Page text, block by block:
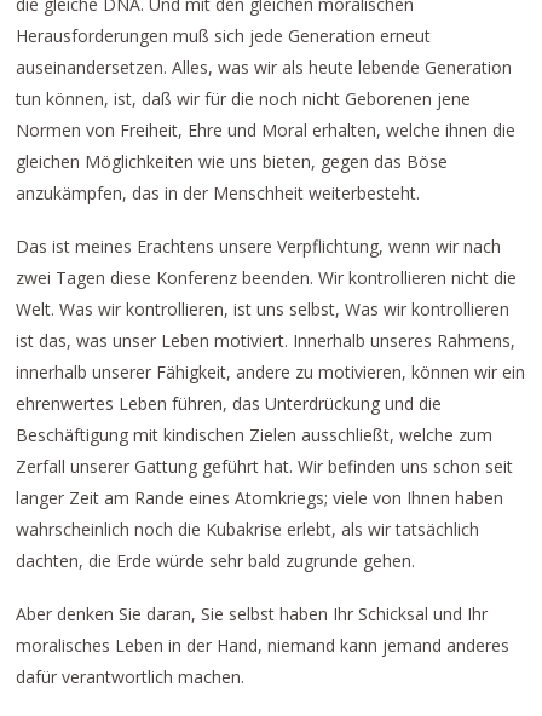
Herausforderungen muß sich jede Generation erneut
auseinandersetzen. Alles, was wir als heute lebende Generation
tun können, ist, daß wir für die noch nicht Geborenen jene
Normen von Freiheit, Ehre und Moral erhalten, welche ihnen die
gleichen Möglichkeiten wie uns bieten, gegen das Böse
anzukämpfen, das in der Menschheit weiterbesteht.
Das ist meines Erachtens unsere Verpflichtung, wenn wir nach
zwei Tagen diese Konferenz beenden. Wir kontrollieren nicht die
Welt. Was wir kontrollieren, ist uns selbst, Was wir kontrollieren
ist das, was unser Leben motiviert. Innerhalb unseres Rahmens,
innerhalb unserer Fähigkeit, andere zu motivieren, können wir ein
ehrenwertes Leben führen, das Unterdrückung und die
Beschäftigung mit kindischen Zielen ausschließt, welche zum
Zerfall unserer Gattung geführt hat. Wir befinden uns schon seit
langer Zeit am Rande eines Atomkriegs; viele von Ihnen haben
wahrscheinlich noch die Kubakrise erlebt, als wir tatsächlich
dachten, die Erde würde sehr bald zugrunde gehen.
Aber denken Sie daran, Sie selbst haben Ihr Schicksal und Ihr
moralisches Leben in der Hand, niemand kann jemand anderes
dafür verantwortlich machen.